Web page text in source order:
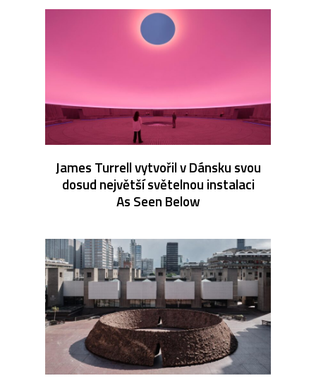
James Turrell vytvořil v Dánsku svou
dosud největší světelnou instalaci
As Seen Below